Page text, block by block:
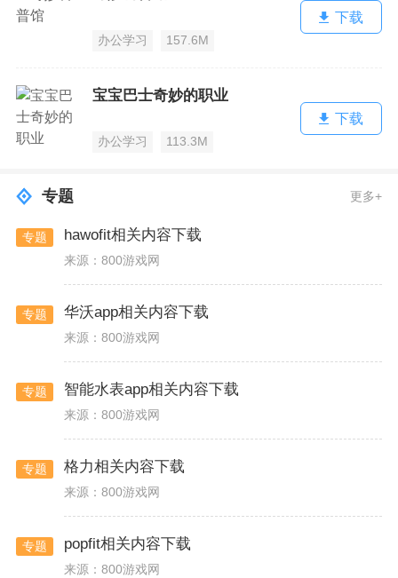
办公学习 157.6M
下载
宝宝巴士奇妙的职业
办公学习 113.3M
下载
专题 更多+
专题 hawofit相关内容下载
来源：800游戏网
专题 华沃app相关内容下载
来源：800游戏网
专题 智能水表app相关内容下载
来源：800游戏网
专题 格力相关内容下载
来源：800游戏网
专题 popfit相关内容下载
来源：800游戏网